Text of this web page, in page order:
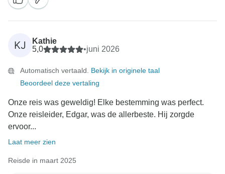
KJ
Kathie
5,0
•juni 2026
Automatisch vertaald. Bekijk in originele taal
Beoordeel deze vertaling
Onze reis was geweldig! Elke bestemming was perfect.
Onze reisleider, Edgar, was de allerbeste. Hij zorgde
ervoor...
Laat meer zien
Reisde in maart 2025